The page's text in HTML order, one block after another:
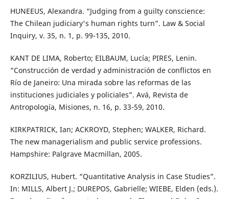
HUNEEUS, Alexandra. “Judging from a guilty conscience:
The Chilean judiciary's human rights turn”. Law & Social
Inquiry, v. 35, n. 1, p. 99-135, 2010.
KANT DE LIMA, Roberto; EILBAUM, Lucía; PIRES, Lenin.
“Construcción de verdad y administración de conflictos en
Río de Janeiro: Una mirada sobre las reformas de las
instituciones judiciales y policiales”. Avá, Revista de
Antropología, Misiones, n. 16, p. 33-59, 2010.
KIRKPATRICK, Ian; ACKROYD, Stephen; WALKER, Richard.
The new managerialism and public service professions.
Hampshire: Palgrave Macmillan, 2005.
KORZILIUS, Hubert. “Quantitative Analysis in Case Studies”.
In: MILLS, Albert J.; DUREPOS, Gabrielle; WIEBE, Elden (eds.).